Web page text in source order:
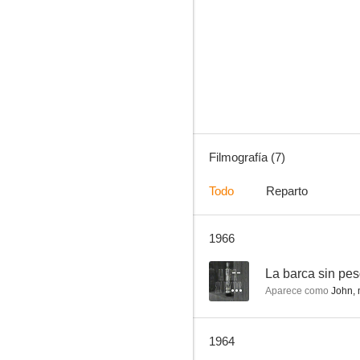
Filmografía (7)
Todo Reparto
1966
-- La barca sin
Aparece como John,
1964